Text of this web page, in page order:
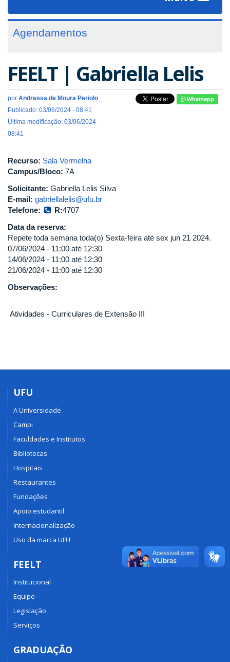
Agendamentos
FEELT | Gabriella Lelis
por Andressa de Moura Periolo
Publicado: 03/06/2024 - 08:41
Última modificação: 03/06/2024 -
08:41
Whatsapp
Recurso: Sala Vermelha
Campus/Bloco: 7A
Solicitante: Gabriella Lelis Silva
E-mail: gabriellalelis@ufu.br
Telefone:
R:4707
Data da reserva:
Repete toda semana toda(o) Sexta-feira até sex jun 21 2024.
07/06/2024 - 11:00 até 12:30
14/06/2024 - 11:00 até 12:30
21/06/2024 - 11:00 até 12:30
Observações:
Atividades - Curriculares de Extensão III
UFU
A Universidade
Campi
Faculdades e Institutos
Bibliotecas
Hospitais
Restaurantes
Fundações
Apoio estudantil
Internacionalização
Uso da marca UFU
FEELT
Institucional
Equipe
Legislação
Serviços
GRADUAÇÃO